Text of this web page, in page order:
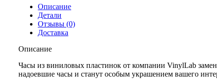
Описание
Детали
Отзывы (0)
Доставка
Описание
Часы из виниловых пластинок от компании VinylLab
надоевшие часы и станут особым украшением вашего